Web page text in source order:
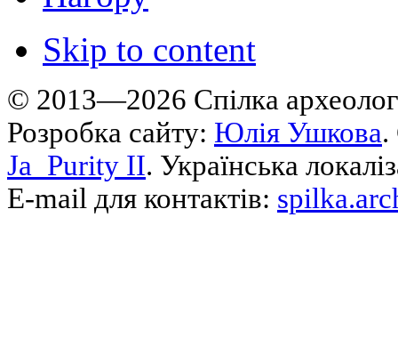
Skip to content
© 2013—2026 Cпілка
Розробка сайту: Юлія Ушкова.
Ja_Purity II. Українська
E-mail для контактів: